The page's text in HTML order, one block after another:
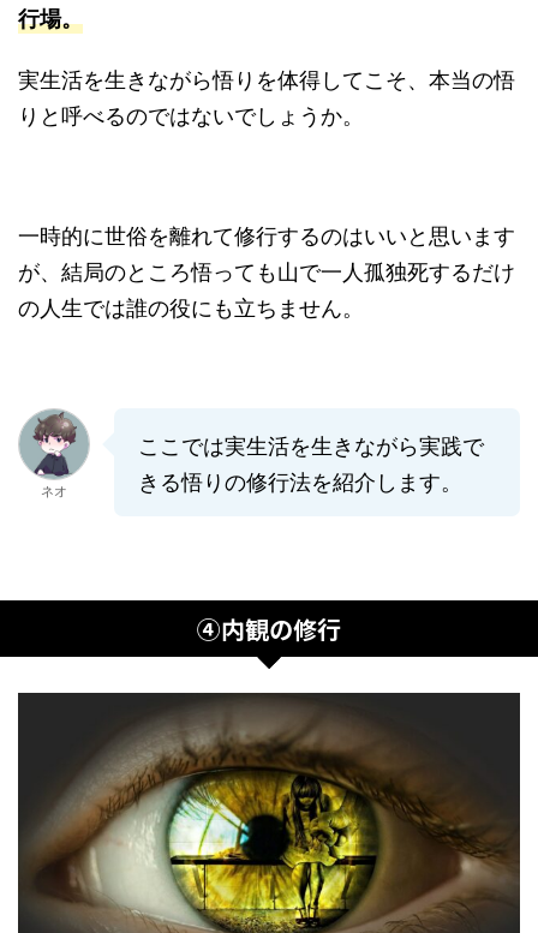
行場。
実生活を生きながら悟りを体得してこそ、本当の悟
りと呼べるのではないでしょうか。
一時的に世俗を離れて修行するのはいいと思います
が、結局のところ悟っても山で一人孤独死するだけ
の人生では誰の役にも立ちません。
ネオ
ここでは実生活を生きながら実践で
きる悟りの修行法を紹介します。
④内観の修行